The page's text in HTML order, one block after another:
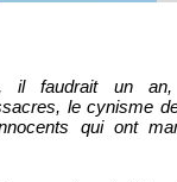
il faudrait un
le cynisme
qui ont